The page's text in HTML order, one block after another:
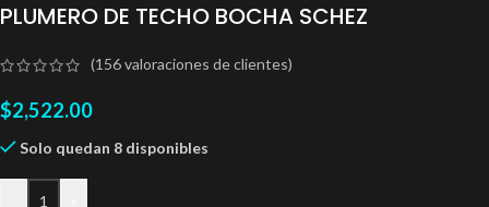
PLUMERO DE TECHO BOCHA SCHEZ
(156valoraciones de clientes)
$2,522.00
Solo quedan 8 disponibles